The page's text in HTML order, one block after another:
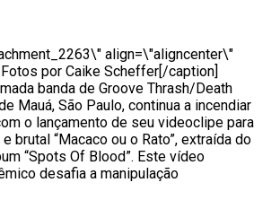
align=\"aligncenter\"
por Caike Scheffer[/caption]
banda de Groove Thrash/Death
Mauá, São Paulo, continua a incendiar
o lançamento de seu videoclipe para
brutal “Macaco ou o Rato”, extraída do
“Spots Of Blood”. Este vídeo
desafia a manipulação